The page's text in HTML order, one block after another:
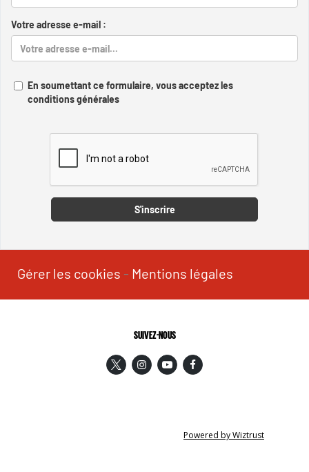
Votre adresse e-mail :
En soumettant ce formulaire, vous acceptez les
conditions générales
S'inscrire
Gérer les cookies - Mentions légales
SUIVEZ-NOUS
Powered by Wiztrust